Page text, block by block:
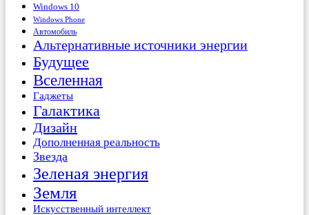
Windows 10
Windows Phone
Автомобиль
Альтернативные источники энергии
Будущее
Вселенная
Гаджеты
Галактика
Дизайн
Дополненная реальность
Звезда
Зеленая энергия
Земля
Искусственный интеллект